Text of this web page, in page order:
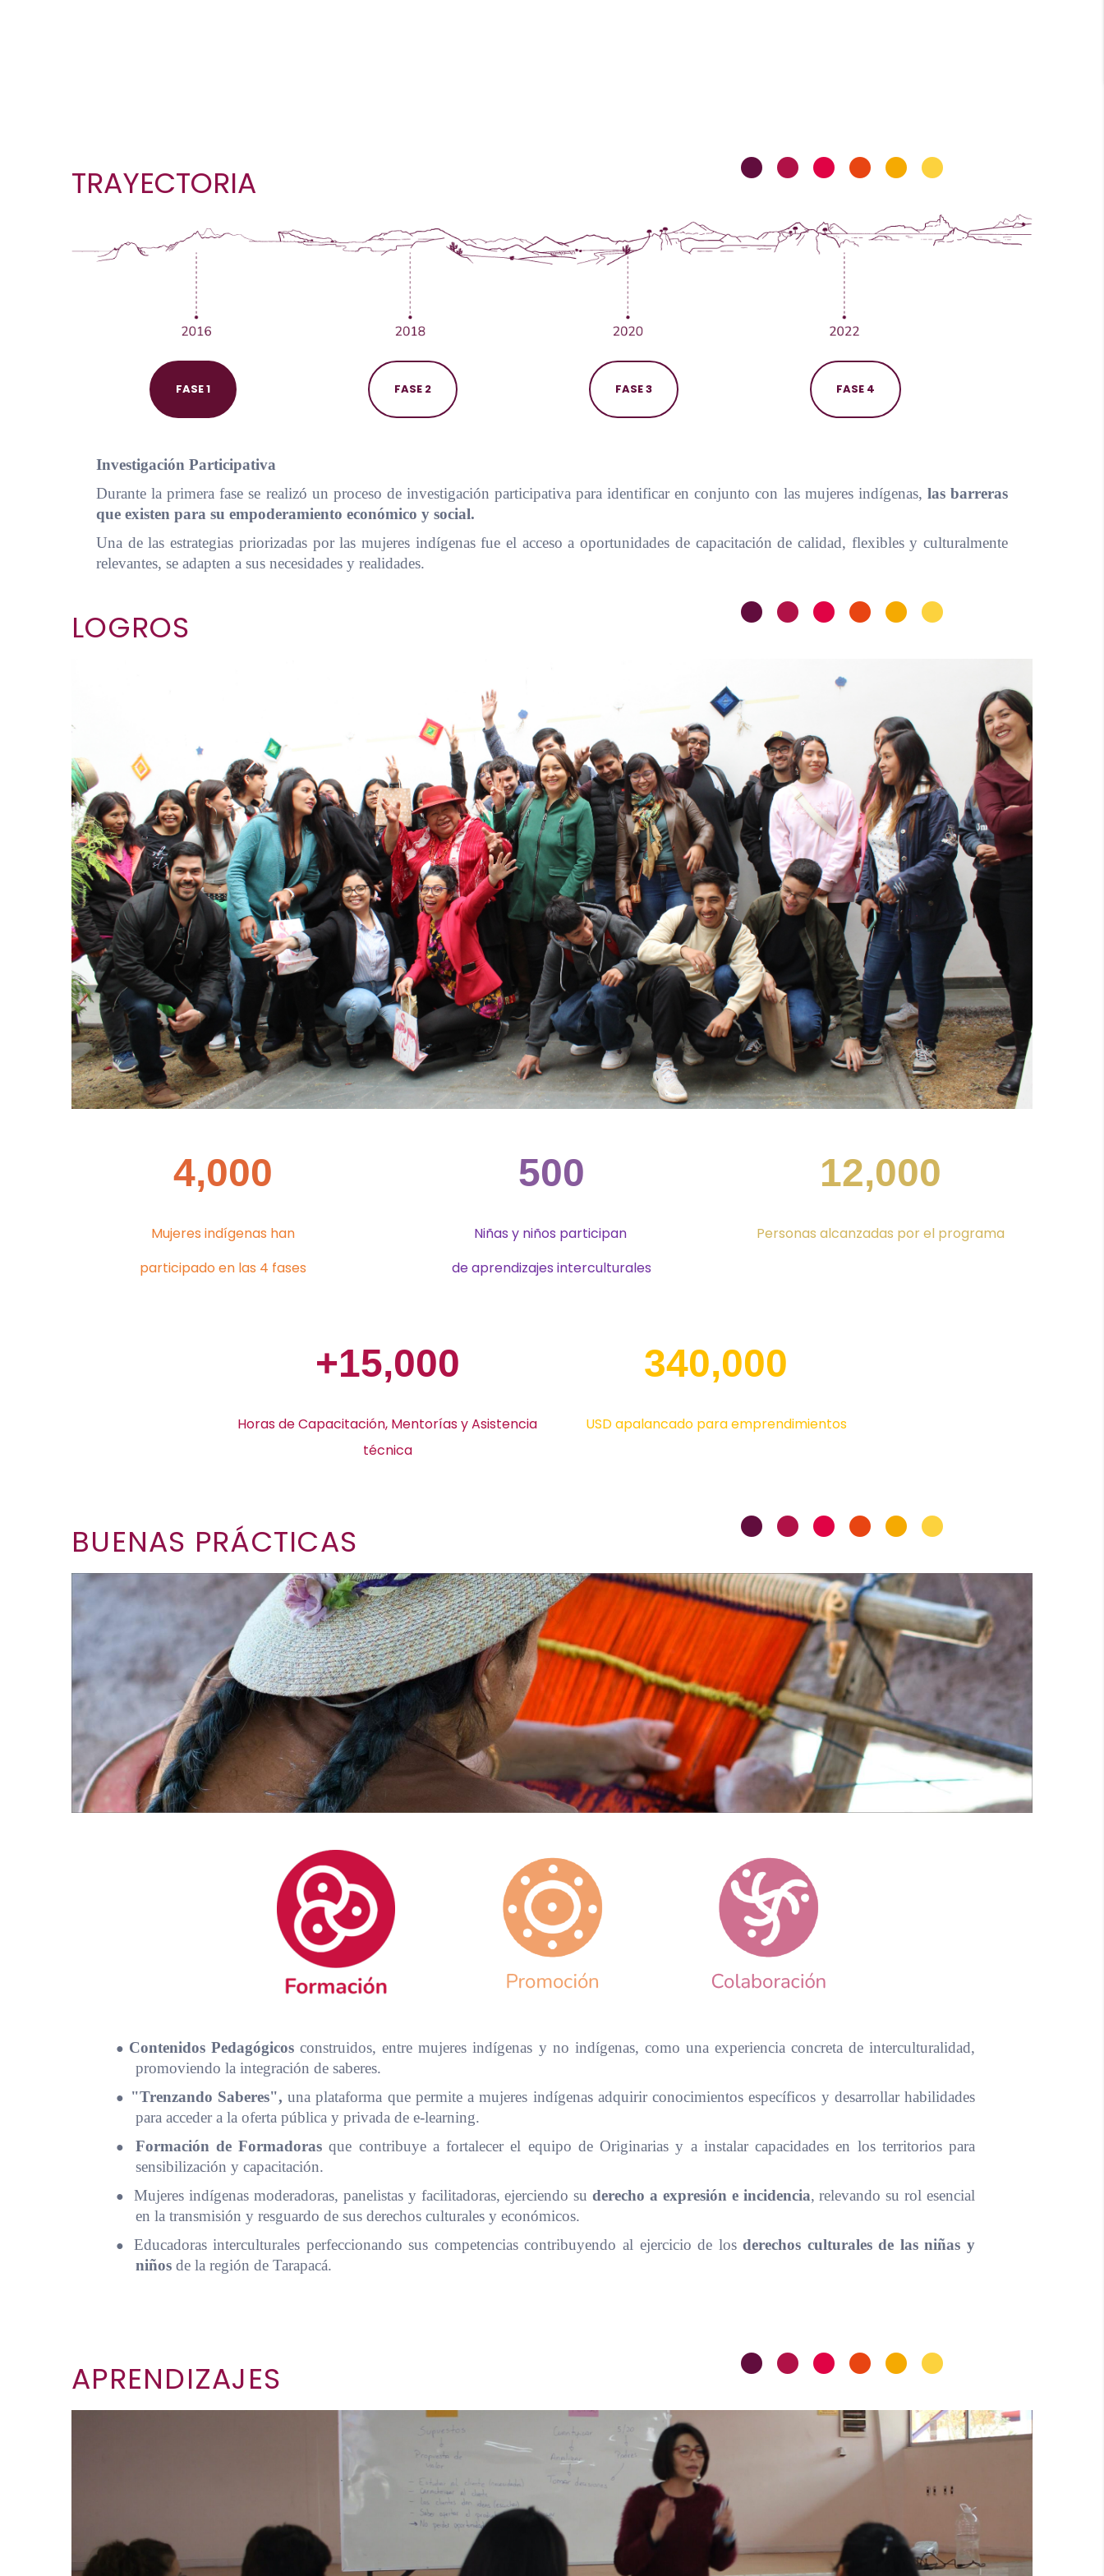
TRAYECTORIA ••••••
FASE 1 FASE 2 FASE 3 FASE 4
Investigación Participativa
Durante la primera fase se realizó un proceso de investigación participativa para identificar en conjunto con las mujeres indígenas, las barreras
que existen para su empoderamiento económico y social.
Una de las estrategias priorizadas por las mujeres indígenas fue el acceso a oportunidades de capacitación de calidad, flexibles y culturalmente
relevantes, se adapten a sus necesidades y realidades.
LOGROS ••••••
4,000
Mujeres indígenas han
participado en las 4 fases
500
Niñas y niños participan
de aprendizajes interculturales
12,000
Personas alcanzadas por el programa
+15,000
Horas de Capacitación, Mentorías y Asistencia
técnica
340,000
USD apalancado para emprendimientos
BUENAS PRÁCTICAS ••••••
● Contenidos Pedagógicos construidos, entre mujeres indígenas y no indígenas, como una experiencia concreta de interculturalidad,
promoviendo la integración de saberes.
● "Trenzando Saberes", una plataforma que permite a mujeres indígenas adquirir conocimientos específicos y desarrollar habilidades
para acceder a la oferta pública y privada de e-learning.
● Formación de Formadoras que contribuye a fortalecer el equipo de Originarias y a instalar capacidades en los territorios para
sensibilización y capacitación.
● Mujeres indígenas moderadoras, panelistas y facilitadoras, ejerciendo suderecho a expresión e incidencia, relevando su rol esencial
en la transmisión y resguardo de sus derechos culturales y económicos.
● Educadoras interculturales perfeccionando sus competencias contribuyendo al ejercicio de losderechos culturales de las niñas y
niños de la región de Tarapacá.
APRENDIZAJES ••••••